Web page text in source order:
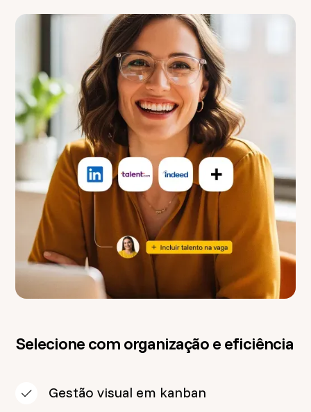
Selecione com organização e eficiência
Gestão visual em kanban